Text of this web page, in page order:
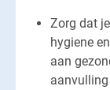
Zorg dat
hygiene
aan